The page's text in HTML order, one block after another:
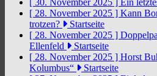
[ 30. November 2025 ] Ein
[ 28. November 2025 ] Kann
trotzen?
Startseite
[ 28. November 2025 ]
Ellenfeld
Startseite
[ 28. November 2025 ] Horst
Kolumbus“
Startseite